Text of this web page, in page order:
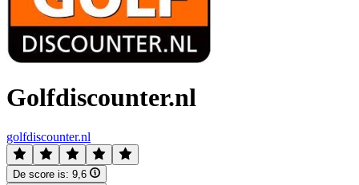
Golfdiscounter.nl
golfdiscounter.nl
De score is: 9,6